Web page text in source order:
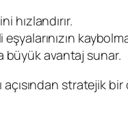
hızlandırır.
büyük avantaj sunar.
stratejik